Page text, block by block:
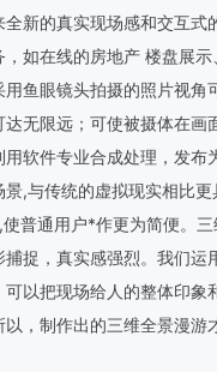
新的真实现场感和交互式
如在线的房地产 楼盘展
鱼眼镜头拍摄的照片视角
达无限远；可使被摄体在画
用软件专业合成处理，发布
景,与传统的虚拟现实相比
普通用户*作更为简便。
捕捉，真实感强烈。我们运
以把现场给人的整体印象
，制作出的三维全景漫游